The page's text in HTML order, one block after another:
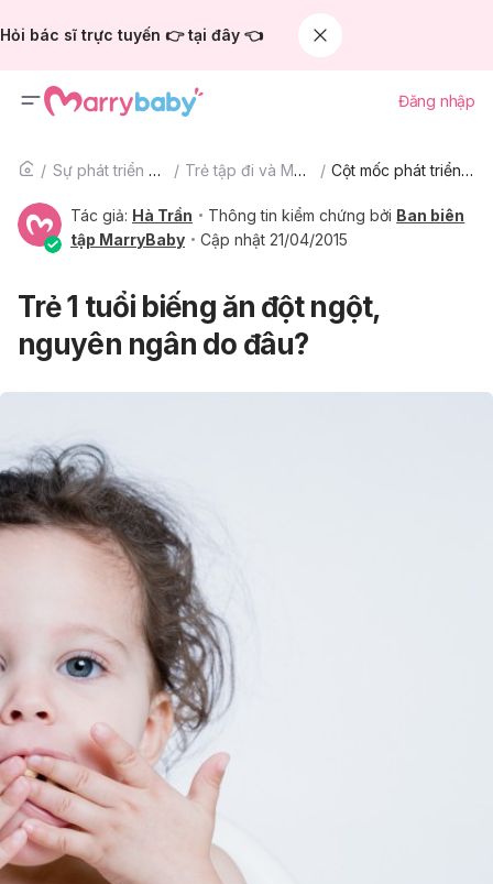
Hỏi bác sĩ trực tuyến 👉 tại đây 👈
Đăng nhập
Sự phát triển của trẻ Trẻ tập đi và Mẫu giáo Cột mốc phát triển của trẻ tập đi và mẫu giáo
Tác giả: Hà Trần Thông tin kiểm chứng bởi Ban biên
tập MarryBaby
Cập nhật 21/04/2015
Trẻ 1 tuổi biếng ăn đột ngột,
nguyên ngân do đâu?